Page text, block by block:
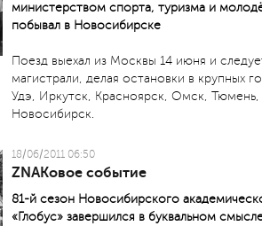
министерством спорта, туризма и
побывал в Новосибирске
Поезд выехал из Москвы 14 июня и
магистрали, делая остановки в крупных
Удэ, Иркутск, Красноярск, Омск, Тюмень,
Новосибирск.
18/06/2011 06:50
ZNАKовое событие
81-й сезон Новосибирского
«Глобус» завершился в буквальном